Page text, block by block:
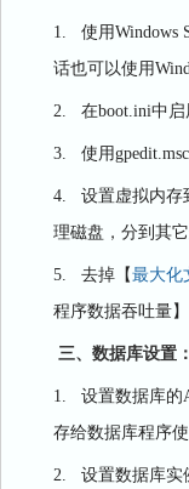
1. 使用Windows
话也可以使用
2. 在boot.ini中启
3. 使用gpedit.msc
4.
设置虚拟内存
理磁盘，分到其
5. 去掉【最大化
程序数据吞吐量】
三、 数据库设置：
1. 设置数据库的
存给数据库程序使
2. 设置数据库实